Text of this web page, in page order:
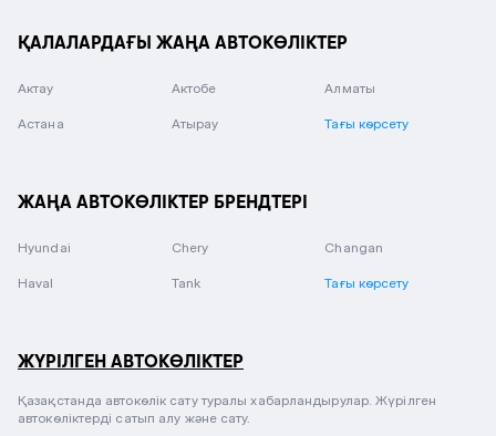
ҚАЛАЛАРДАҒЫ ЖАҢА АВТОКӨЛІКТЕР
Актау Актобе Алматы
Астана Атырау Тағы көрсету
ЖАҢА АВТОКӨЛІКТЕР БРЕНДТЕРІ
Hyundai Chery Changan
Haval Tank Тағы көрсету
ЖҮРІЛГЕН АВТОКӨЛІКТЕР
Қазақстанда автокөлік сату туралы хабарландырулар. Жүрілген
автокөліктерді сатып алу және сату.